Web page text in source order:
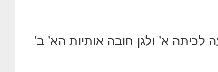
לכיתה א’ ולגן חובה אותיות הא’ ב’